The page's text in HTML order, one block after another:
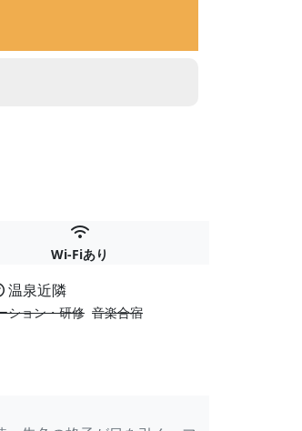
Wi-Fiあり
温泉近隣
ション・研修 音楽合宿